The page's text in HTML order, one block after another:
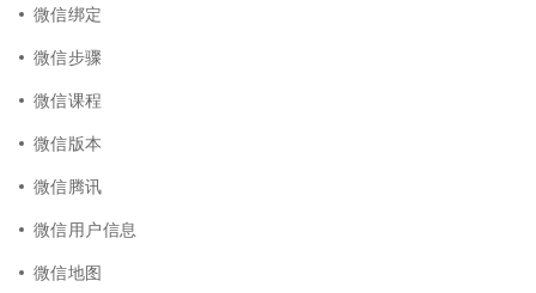
微信绑定
微信步骤
微信课程
微信版本
微信腾讯
微信用户信息
微信地图